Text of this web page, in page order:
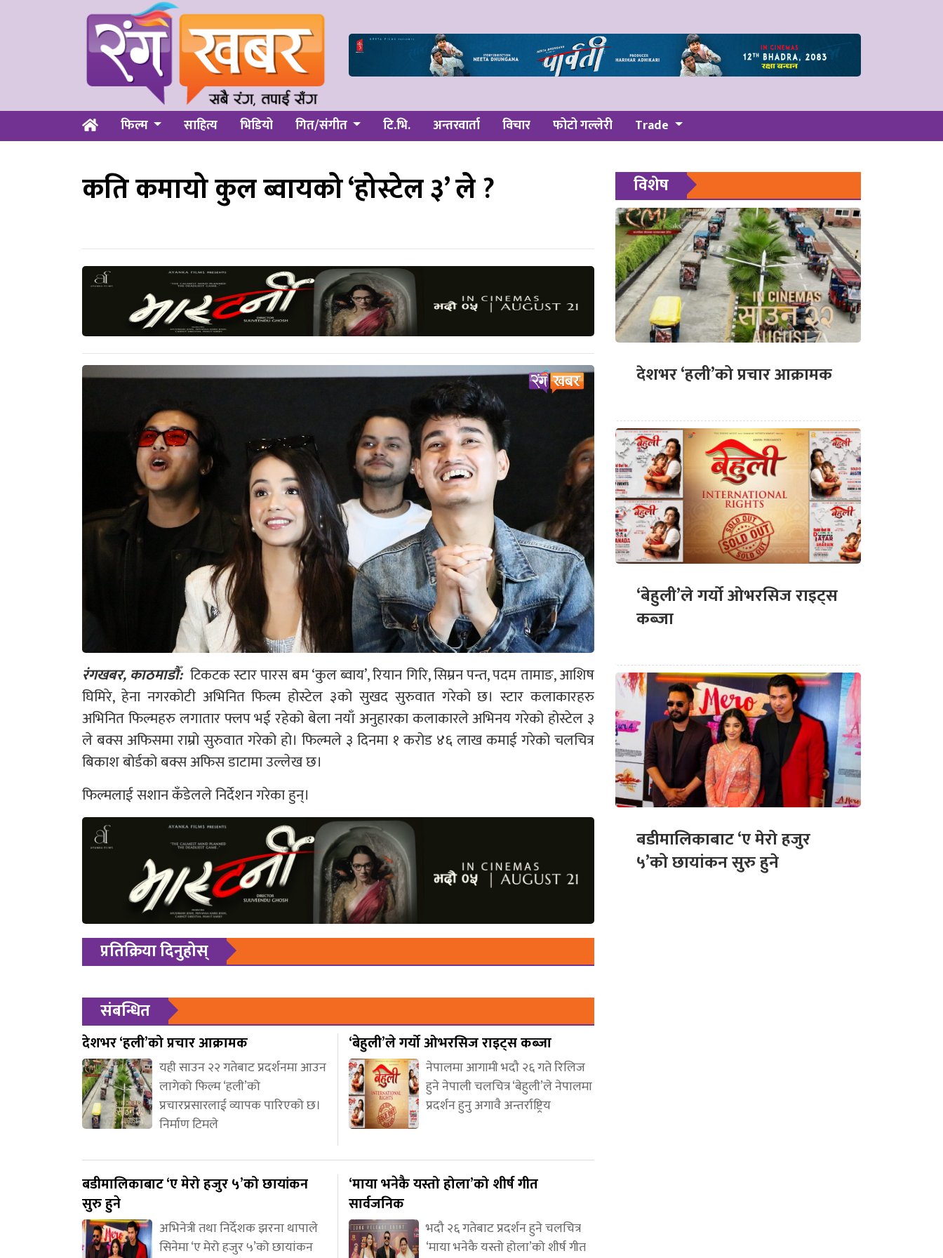
फिल्म साहित्य भिडियो गित/संगीत टि.भि. अन्तरवार्ता विचार फोटो गल्लेरी Trade
कति कमायो कुल ब्वायको ‘होस्टेल ३’ ले ?
रंगखबर, काठमाडौँ: टिकटक स्टार पारस बम ‘कुल ब्वाय’, रियान गिरि, सिम्रन पन्त, पदम तामाङ, आशिष
घिमिरे, हेना नगरकोटी अभिनित फिल्म होस्टेल ३को सुखद सुरुवात गरेको छ। स्टार कलाकारहरु
अभिनित फिल्महरु लगातार फ्लप भई रहेको बेला नयाँ अनुहारका कलाकारले अभिनय गरेको होस्टेल ३
ले बक्स अफिसमा राम्रो सुरुवात गरेको हो। फिल्मले ३ दिनमा १ करोड ४६ लाख कमाई गरेको चलचित्र
बिकाश बोर्डको बक्स अफिस डाटामा उल्लेख छ।
फिल्मलाई सशान कँडेलले निर्देशन गरेका हुन्।
प्रतिक्रिया दिनुहोस्
संबन्धित
देशभर ‘हली’को प्रचार आक्रामक
यही साउन २२ गतेबाट प्रदर्शनमा आउन
लागेको फिल्म ‘हली’को
प्रचारप्रसारलाई व्यापक पारिएको छ।
निर्माण टिमले
‘बेहुली’ले गर्यो ओभरसिज राइट्स कब्जा
नेपालमा आगामी भदौ २६ गते रिलिज
हुने नेपाली चलचित्र ‘बेहुली’ले नेपालमा
प्रदर्शन हुनु अगावै अन्तर्राष्ट्रिय
बडीमालिकाबाट ‘ए मेरो हजुर ५’को छायांकन
सुरु हुने
अभिनेत्री तथा निर्देशक झरना थापाले
सिनेमा ‘ए मेरो हजुर ५’को छायांकन
‘माया भनेकै यस्तो होला’को शीर्ष गीत
सार्वजनिक
भदौ २६ गतेबाट प्रदर्शन हुने चलचित्र
‘माया भनेकै यस्तो होला’को शीर्ष गीत
विशेष
देशभर ‘हली’को प्रचार आक्रामक
‘बेहुली’ले गर्यो ओभरसिज राइट्स
कब्जा
बडीमालिकाबाट ‘ए मेरो हजुर
५’को छायांकन सुरु हुने